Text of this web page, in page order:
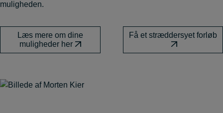
muligheden.
Læs mere om dine
muligheder her
Få et stræddersyet forløb